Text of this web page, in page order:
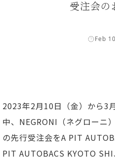
受注会の
Feb
2023年2月10日（金）から3
中、NEGRONI（ネグローニ
の先行受注会をA PIT
PIT AUTOBACS KYOTO